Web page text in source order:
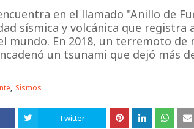
en el llamado "Anillo de
sísmica y volcánica que registra
mundo. En 2018, un terremoto de
un tsunami que dejó más
Sismos
Twitter